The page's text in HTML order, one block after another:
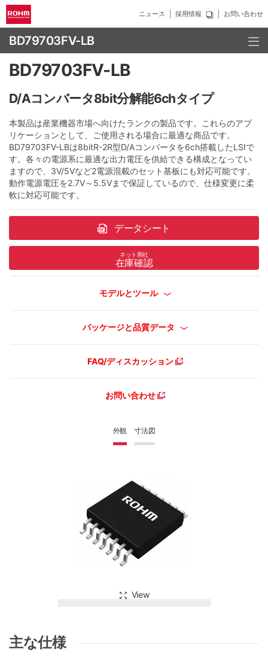
ニュース 採用情報 お問い合わせ
BD79703FV-LB
外観 寸法図
View
BD79703FV-LB
D/Aコンバータ8bit分解能6chタイプ
本製品は産業機器市場へ向けたランクの製品です。これらのアプ
リケーションとして、ご使用される場合に最適な商品です。
BD79703FV-LBは8bitR-2R型D/Aコンバータを6ch搭載したLSIで
す。各々の電源系に最適な出力電圧を供給できる構成となってい
ますので、3V/5Vなど2電源混載のセット基板にも対応可能です。
動作電源電圧を2.7V～5.5Vまで保証しているので、仕様変更に柔
軟に対応可能です。
データシート
ネット商社
在庫確認
モデルとツール
パッケージと品質データ
FAQ/ディスカッション
お問い合わせ
主な仕様